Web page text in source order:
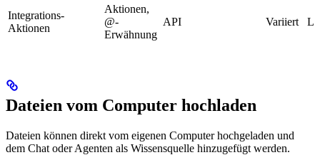
Integrations-
Aktionen
Aktionen,
@-
Erwähnung
API Variiert
Dateien vom Computer hochladen
Dateien können direkt vom eigenen Computer hochgeladen und
dem Chat oder Agenten als Wissensquelle hinzugefügt werden.